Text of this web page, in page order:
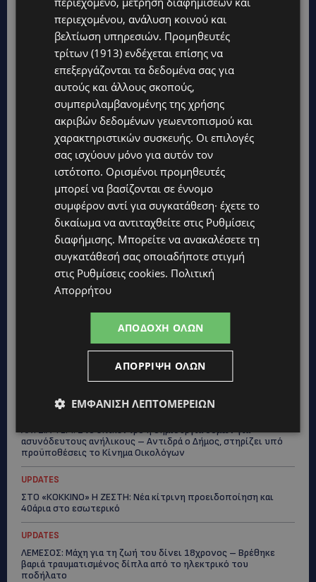
Topics
STORIES
ΓΕΝΕΘΛΙΟΣ ΗΜΕΡΑ: Η ηλικία είναι μόνο ένας αριθμός – Οι
άνθρωποι και οι στιγμές είναι η πραγματική μας ιστορία
STORIES
ΕΛΕΝΑ ΑΝΤΩΝΙΑΔΟΥ: Αγώνας ζωής για τη 37χρονη μητέρα
τριών παιδιών – Έρανος για τη θεραπεία της στην Αγγλία
γυναίκες στο Δασούδι – Σε εξέλιξη οι αστυνομικές έρευνες
ιστορική μπυραρία – Η Αστυνομία αναζητεί το κίνητρο
UPDATES
ΛΑΤΣΙΑ-ΓΕΡΙ: Στο επίκεντρο η δημιουργία δομών για
ασυνόδευτους ανήλικους – Αντιδρά ο Δήμος, στηρίζει υπό
προϋποθέσεις το Κίνημα Οικολόγων
UPDATES
ΣΤΟ «ΚΟΚΚΙΝΟ» Η ΖΕΣΤΗ: Νέα κίτρινη προειδοποίηση και
40άρια στο εσωτερικό
UPDATES
ΛΕΜΕΣΟΣ: Μάχη για τη ζωή του δίνει 18χρονος – Βρέθηκε
βαριά τραυματισμένος δίπλα από το ηλεκτρικό του
ποδήλατο
περιεχομένου, ανάλυση κοινού και
βελτίωση υπηρεσιών. Προμηθευτές
τρίτων (1913) ενδέχεται επίσης να
επεξεργάζονται τα δεδομένα σας για
αυτούς και άλλους σκοπούς,
συμπεριλαμβανομένης της χρήσης
ακριβών δεδομένων γεωεντοπισμού και
χαρακτηριστικών συσκευής. Οι επιλογές
σας ισχύουν μόνο για αυτόν τον
ιστότοπο. Ορισμένοι προμηθευτές
μπορεί να βασίζονται σε έννομο
συμφέρον αντί για συγκατάθεση· έχετε το
δικαίωμα να αντιταχθείτε στις Ρυθμίσεις
διαφήμισης. Μπορείτε να ανακαλέσετε τη
συγκατάθεσή σας οποιαδήποτε στιγμή
στις Ρυθμίσεις cookies. Πολιτική
Απορρήτου
ΑΠΟΔΟΧΉ ΌΛΩΝ
ΑΠΌΡΡΙΨΗ ΌΛΩΝ
ΕΜΦΆΝΙΣΗ ΛΕΠΤΟΜΕΡΕΙΏΝ